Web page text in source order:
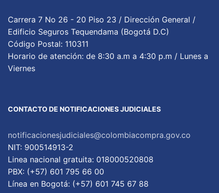
Carrera 7 No 26 - 20 Piso 23 / Dirección General /
Edificio Seguros Tequendama (Bogotá D.C)
Código Postal: 110311
Horario de atención: de 8:30 a.m a 4:30 p.m / Lunes a
Viernes
CONTACTO DE NOTIFICACIONES JUDICIALES
notificacionesjudiciales@colombiacompra.gov.co
NIT: 900514913-2
Linea nacional gratuita: 018000520808
PBX: (+57) 601 795 66 00
Lí­nea en Bogotá: (+57) 601 745 67 88